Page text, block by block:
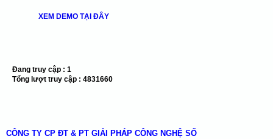
XEM DEMO TẠI ĐÂY
Đang truy cập : 1
Tổng lượt truy cập : 4831660
CÔNG TY CP ĐT & PT GIẢI PHÁP CÔNG NGHỆ SỐ